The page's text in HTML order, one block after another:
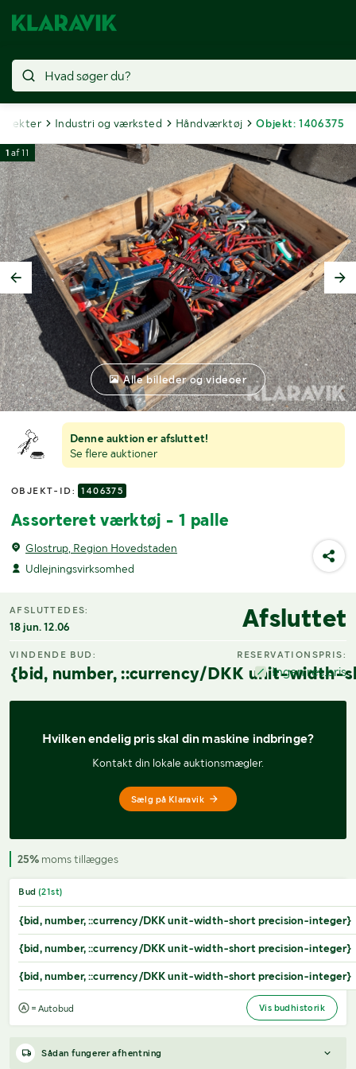
Industri og værksted Håndværktøj Objekt: 1406375
Denne auktion er afsluttet!
Se flere auktioner
OBJEKT-ID: 1406375
Assorteret værktøj - 1 palle
Glostrup, Region Hovedstaden
Udlejningsvirksomhed
1 af11
Alle billeder og videoer
AFSLUTTEDES:
18 jun. 12.06 Afsluttet
VINDENDE BUD:
{bid, number, ::currency/DKK unit-width-
RESERVATIONSPRIS:
Ingen res.pris
Hvilken endelig pris skal din maskine indbringe?
Kontakt din lokale auktionsmægler.
Sælg på Klaravik
25% moms tillægges
Bud (21st)
{bid, number, ::currency/DKK unit-width-short precision-integer}
{bid, number, ::currency/DKK unit-width-short precision-integer}
{bid, number, ::currency/DKK unit-width-short precision-integer}
= Autobud Vis budhistorik
Sådan fungerer afhentning